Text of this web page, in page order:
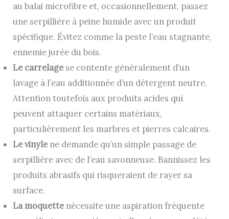
au balai microfibre et, occasionnellement, passez
une serpillière à peine humide avec un produit
spécifique. Évitez comme la peste l’eau stagnante,
ennemie jurée du bois.
Le carrelagese contente généralement d’un
lavage à l’eau additionnée d’un détergent neutre.
Attention toutefois aux produits acides qui
peuvent attaquer certains matériaux,
particulièrement les marbres et pierres calcaires.
Le vinylene demande qu’un simple passage de
serpillière avec de l’eau savonneuse. Bannissez les
produits abrasifs qui risqueraient de rayer sa
surface.
La moquettenécessite une aspiration fréquente